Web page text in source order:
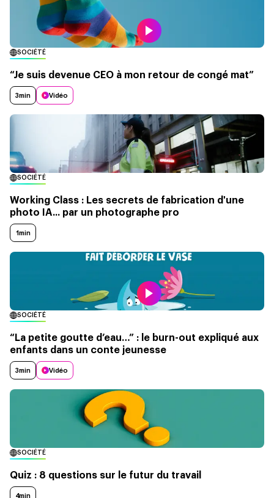
SOCIÉTÉ
“Je suis devenue CEO à mon retour de congé mat”
3min Vidéo
SOCIÉTÉ
Working Class : Les secrets de fabrication d'une
photo IA... par un photographe pro
1min
SOCIÉTÉ
“La petite goutte d’eau…” : le burn-out expliqué aux
enfants dans un conte jeunesse
3min Vidéo
SOCIÉTÉ
Quiz : 8 questions sur le futur du travail
4min